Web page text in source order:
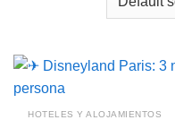
HOTELES Y ALOJAMIENTOS